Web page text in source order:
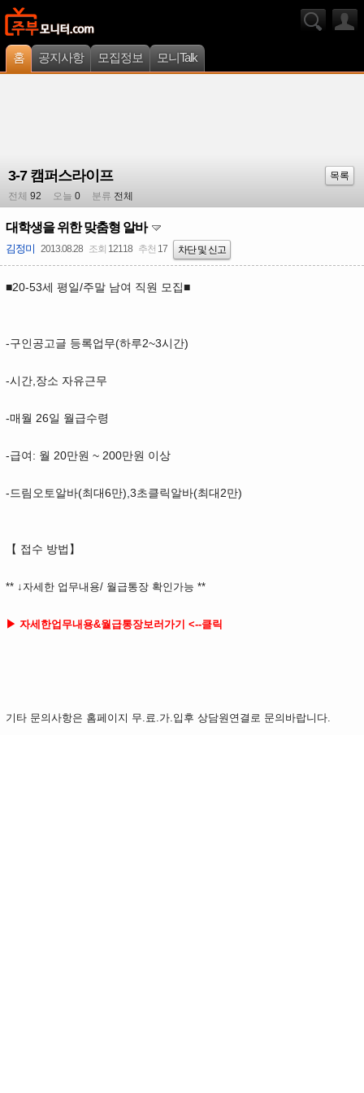
홈 공지사항 모집정보 모니Talk
3-7 캠퍼스라이프
목록
전체 92 오늘 0 분류 전체
대학생을 위한 맞춤형 알바
김정미 2013.08.28 조회 12118 추천 17 차단 및 신고
■20-53세 평일/주말 남여 직원 모집■
-구인공고글 등록업무(하루2~3시간)
-시간,장소 자유근무
-매월 26일 월급수령
-급여: 월 20만원 ~ 200만원 이상
-드림오토알바(최대6만),3초클릭알바(최대2만)
【 접수 방법】
** ↓자세한 업무내용/ 월급통장 확인가능 **
▶ 자세한업무내용&월급통장보러가기 <--클릭
기타 문의사항은 홈페이지 무.료.가.입후 상담원연결로 문의바랍니다.